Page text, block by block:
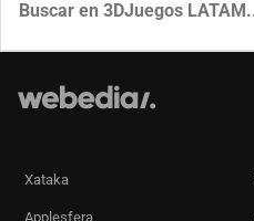
Xataka
Applesfera